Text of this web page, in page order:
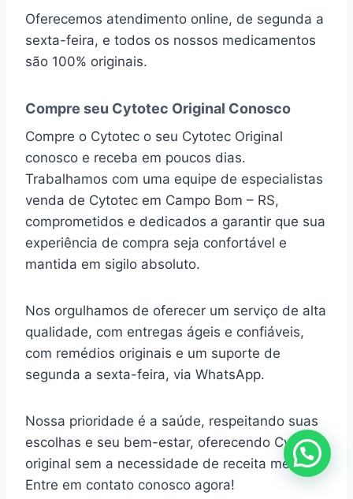
Oferecemos atendimento online, de segunda a
sexta-feira, e todos os nossos medicamentos
são 100% originais.
Compre seu Cytotec Original Conosco
Compre o Cytotec o seu Cytotec Original
conosco e receba em poucos dias.
Trabalhamos com uma equipe de especialistas
venda de Cytotec em Campo Bom – RS,
comprometidos e dedicados a garantir que sua
experiência de compra seja confortável e
mantida em sigilo absoluto.
Nos orgulhamos de oferecer um serviço de alta
qualidade, com entregas ágeis e confiáveis,
com remédios originais e um suporte de
segunda a sexta-feira, via WhatsApp.
Nossa prioridade é a saúde, respeitando suas
escolhas e seu bem-estar, oferecendo Cytotec
original sem a necessidade de receita médica.
Entre em contato conosco agora!